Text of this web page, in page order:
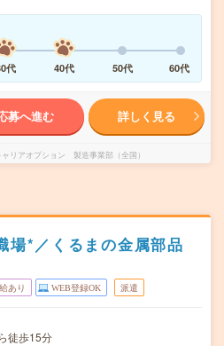
代 40代 50代 60代
募へ進む 詳しく見る
リアオプション 製造事業部（全国）
場*／くるまの金属部品
あり WEB登録OK 派遣
徒歩15分